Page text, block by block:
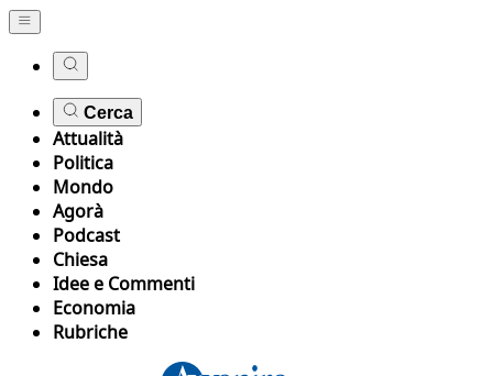
Cerca
Attualità
Politica
Mondo
Agorà
Podcast
Chiesa
Idee e Commenti
Economia
Rubriche